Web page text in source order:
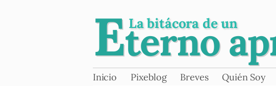
Eterno
La bitácora de un
Skip
Inicio Pixeblog Breves Quién Soy